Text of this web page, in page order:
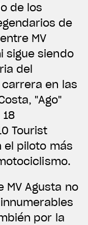
de los
de
MV
sigue siendo
del
en las
"Ago"
Tourist
el piloto más
MV Agusta no
por la